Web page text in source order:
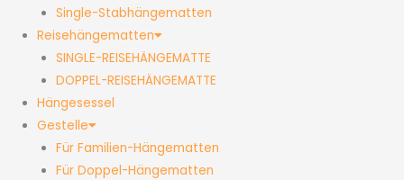
Single-Stabhängematten
Reisehängematten
SINGLE-REISEHÄNGEMATTE
DOPPEL-REISEHÄNGEMATTE
Hängesessel
Gestelle
Für Familien-Hängematten
Für Doppel-Hängematten